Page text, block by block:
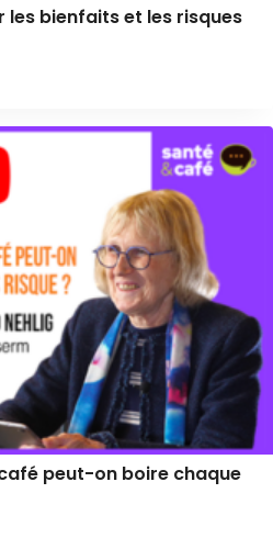
les bienfaits et les risques
peut-on boire chaque